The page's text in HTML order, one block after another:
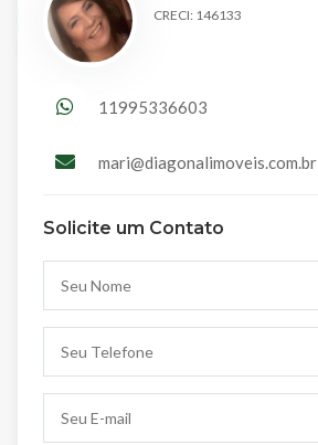
CRECI: 146133
11995336603
mari@diagonalimoveis.com.br
Solicite um Contato